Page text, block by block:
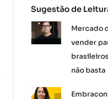
Sugestão de
Mercado
vender
não basta